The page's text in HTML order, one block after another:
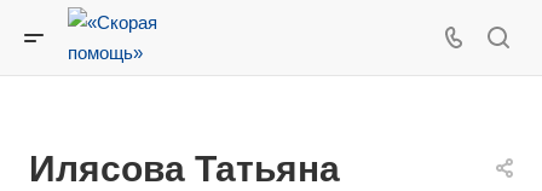
Илясова Татьяна